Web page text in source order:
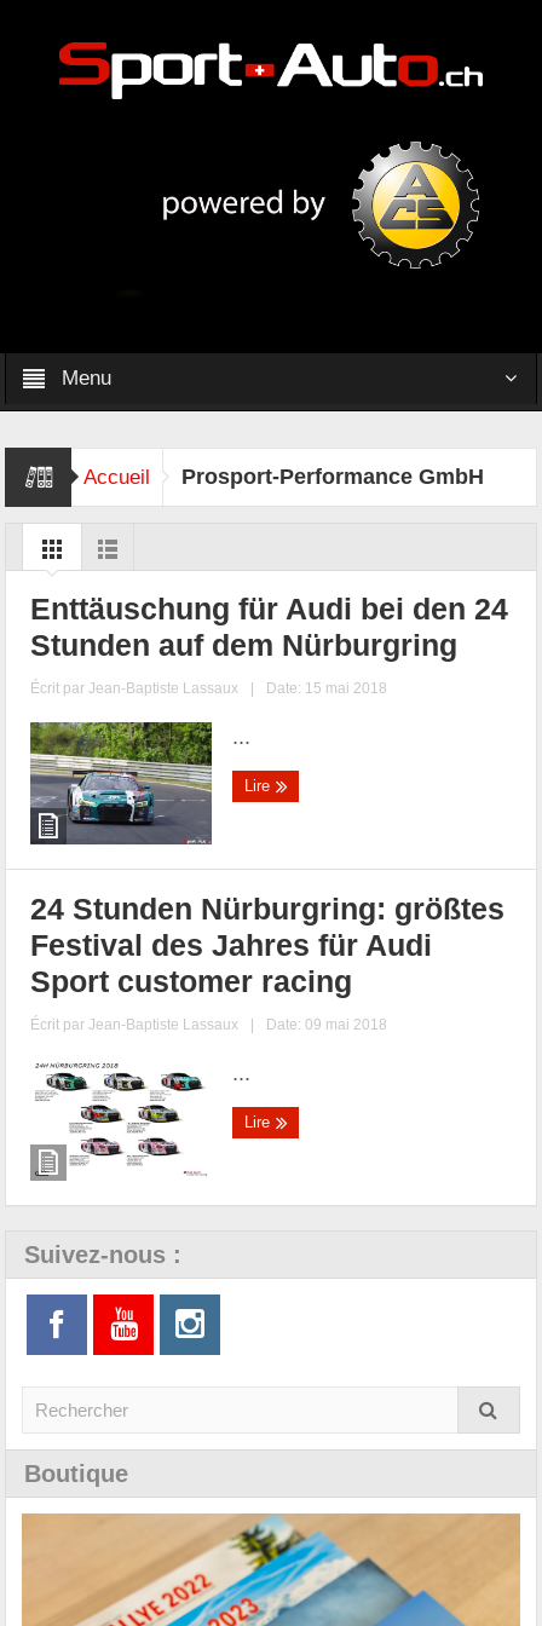
Menu
Accueil Prosport-Performance GmbH
Enttäuschung für Audi bei den 24
Stunden auf dem Nürburgring
Écrit parJean-Baptiste Lassaux | Date: 15 mai 2018
...
Lire
24 Stunden Nürburgring: größtes
Festival des Jahres für Audi
Sport customer racing
Écrit parJean-Baptiste Lassaux | Date: 09 mai 2018
...
Lire
Suivez-nous :
Boutique